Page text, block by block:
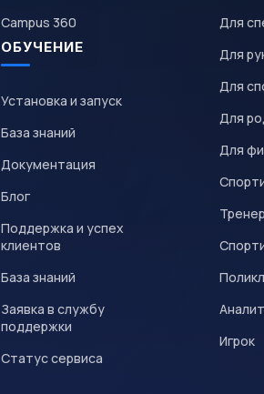
Campus 360
ОБУЧЕНИЕ
Установка и запуск
База знаний
Документация
Блог
Поддержка и успех
клиентов
База знаний
Заявка в службу
поддержки
Статус сервиса
Для
Для
Для
Для
Для
Тренер
Игрок